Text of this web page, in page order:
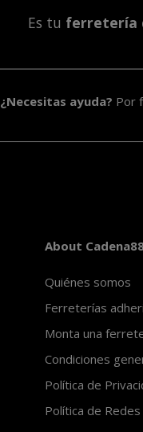
Es tu ferretería
¿Necesitas ayuda? Por
About
Quiénes somos
Ferreterías
Monta una
Condiciones
Política de
Política de Redes